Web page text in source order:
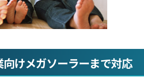
けメガソーラーまで対応